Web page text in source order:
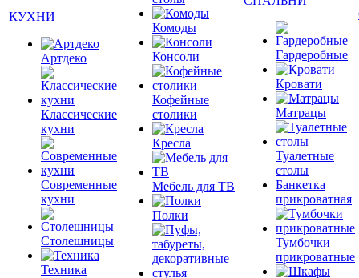
КУХНИ
Артдеко
Классические
кухни
Современные
кухни
Столешницы
Техника
Комоды
Консоли
Кофейные
столики
Кресла
Мебель для ТВ
Полки
Гардеробные
Кровати
Матрацы
Туалетные
столы
Банкетка
прикроватная
Тумбочки
прикроватные